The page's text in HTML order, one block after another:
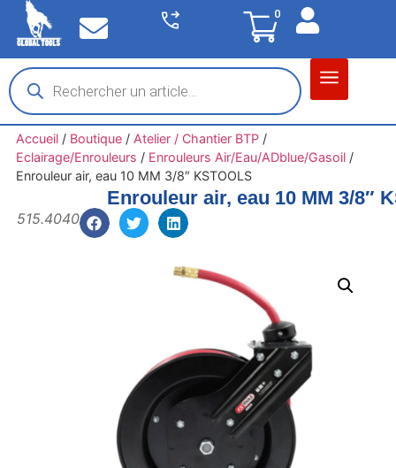
0
Accueil/ Boutique/ Atelier / Chantier BTP/
Eclairage/Enrouleurs / Enrouleurs Air/Eau/ADblue/Gasoil/
Enrouleur air, eau 10 MM 3/8″ KSTOOLS
Enrouleur air, eau 10 MM 3/8″
515.4040